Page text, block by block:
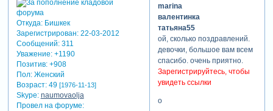
Откуда:Бишкек
Зарегистрирован: 22-03-2012
Сообщений:311
Уважение: +1190
Позитив: +908
Пол:Женский
Возраст:49 [1976-11-13]
Skype: naumovaolja
Провел на форуме:
marina
валентинка
татьяна55
ой, сколько поздравлений.
девочки, большое вам всем
спасибо. очень приятно.
Зарегистрируйтесь, чтобы
увидеть ссылки
о